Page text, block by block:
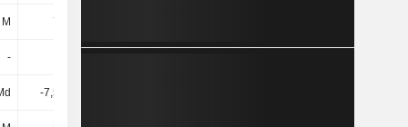
734 M
-
-7,56 Md